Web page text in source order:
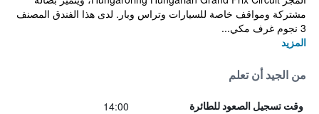
مشتركة ومواقف خاصة للسيارات وتراس وبار. لدى هذا الفندق المصنف
3 نجوم غرف مكي...
المزيد
من الجيد أن تعلم
وقت تسجيل الصعود للطائرة 14:00